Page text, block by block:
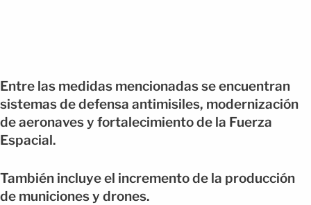
Entre las medidas mencionadas se encuentran
sistemas de defensa antimisiles, modernización
de aeronaves y fortalecimiento de la Fuerza
Espacial.
También incluye el incremento de la producción
de municiones y drones.